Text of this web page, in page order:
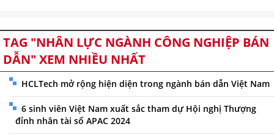
TAG "NHÂN LỰC NGÀNH CÔNG NGHIỆP BÁN
DẪN" XEM NHIỀU NHẤT
HCLTech mở rộng hiện diện trong ngành bán dẫn Việt Nam
6 sinh viên Việt Nam xuất sắc tham dự Hội nghị Thượng
đỉnh nhân tài số APAC 2024